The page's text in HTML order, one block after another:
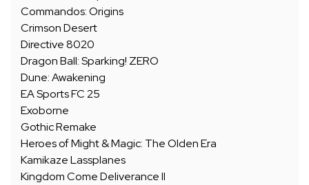
Commandos: Origins
Crimson Desert
Directive 8020
Dragon Ball: Sparking! ZERO
Dune: Awakening
EA Sports FC 25
Exoborne
Gothic Remake
Heroes of Might & Magic: The Olden Era
Kamikaze Lassplanes
Kingdom Come Deliverance II